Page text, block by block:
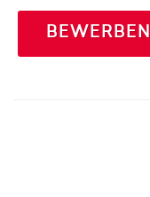
BEWERBEN